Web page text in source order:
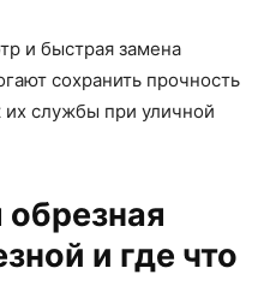
и быстрая замена
сохранить прочность
их службы при уличной
и где что